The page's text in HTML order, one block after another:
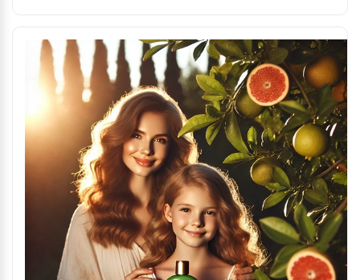
&
–
Bộ
Đôi
Mùi
Hương
Thanh
Mát
Cho
Nước
Lau
Sàn